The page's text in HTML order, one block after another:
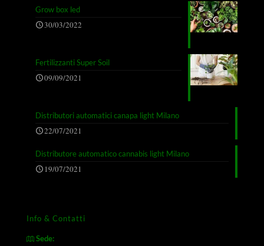
Grow box led
30/03/2022
Fertilizzanti Super Soil
09/09/2021
Distributori automatici canapa light Milano
22/07/2021
Distributore automatico cannabis light Milano
19/07/2021
Info & Contatti
Sede: